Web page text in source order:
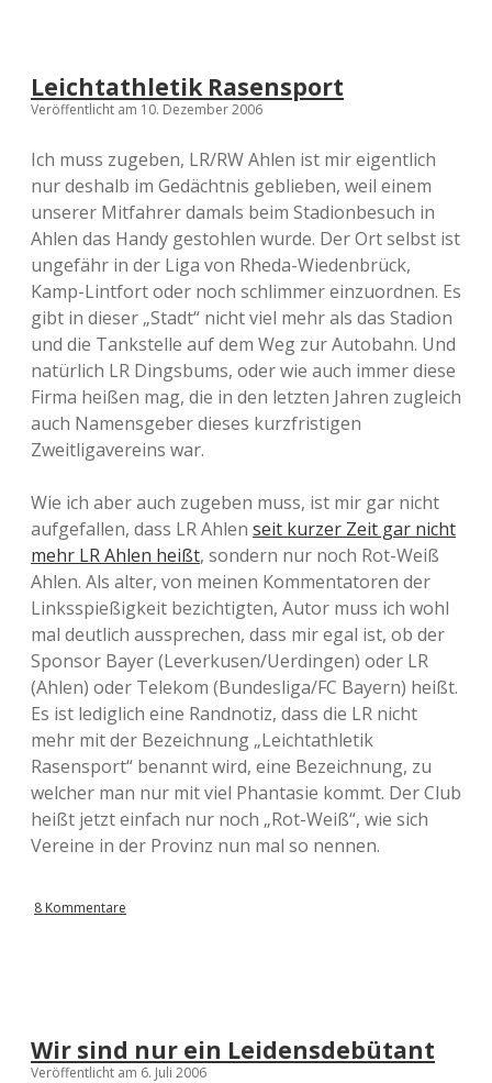
Leichtathletik Rasensport
Veröffentlicht am 10. Dezember 2006
Ich muss zugeben, LR/RW Ahlen ist mir eigentlich
nur deshalb im Gedächtnis geblieben, weil einem
unserer Mitfahrer damals beim Stadionbesuch in
Ahlen das Handy gestohlen wurde. Der Ort selbst ist
ungefähr in der Liga von Rheda-Wiedenbrück,
Kamp-Lintfort oder noch schlimmer einzuordnen. Es
gibt in dieser „Stadt“ nicht viel mehr als das Stadion
und die Tankstelle auf dem Weg zur Autobahn. Und
natürlich LR Dingsbums, oder wie auch immer diese
Firma heißen mag, die in den letzten Jahren zugleich
auch Namensgeber dieses kurzfristigen
Zweitligavereins war.
Wie ich aber auch zugeben muss, ist mir gar nicht
aufgefallen, dass LR Ahlen seit kurzer Zeit gar nicht
mehr LR Ahlen heißt, sondern nur noch Rot-Weiß
Ahlen. Als alter, von meinen Kommentatoren der
Linksspießigkeit bezichtigten, Autor muss ich wohl
mal deutlich aussprechen, dass mir egal ist, ob der
Sponsor Bayer (Leverkusen/Uerdingen) oder LR
(Ahlen) oder Telekom (Bundesliga/FC Bayern) heißt.
Es ist lediglich eine Randnotiz, dass die LR nicht
mehr mit der Bezeichnung „Leichtathletik
Rasensport“ benannt wird, eine Bezeichnung, zu
welcher man nur mit viel Phantasie kommt. Der Club
heißt jetzt einfach nur noch „Rot-Weiß“, wie sich
Vereine in der Provinz nun mal so nennen.
8 Kommentare
Wir sind nur ein Leidensdebütant
Veröffentlicht am 6. Juli 2006